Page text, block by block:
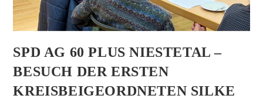
SPD AG 60 PLUS NIESTETAL –
BESUCH DER ERSTEN
KREISBEIGEORDNETEN SILKE